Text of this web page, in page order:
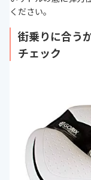
ください。
街乗りに合う
チェック